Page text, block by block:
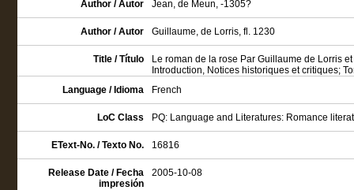
Author / Autor
Jean, de Meun, -1305?
Author / Autor Guillaume, de Lorris, fl. 1230
Title / Título
Le roman de la rose Par Guillaume de Lorris
Introduction, Notices historiques et critiques;
Language / Idioma
French
LoC Class PQ: Language and Literatures: Romance
EText-No. / Texto No. 16816
Release Date / Fecha
impresión
2005-10-08